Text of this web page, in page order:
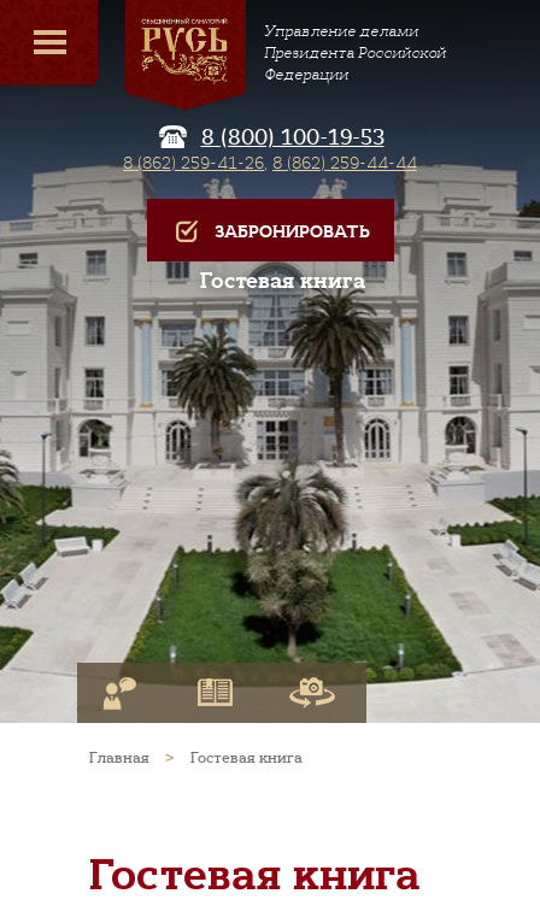
Управление делами
Президента Российской
Федерации
8 (800) 100-19-53
8 (862) 259-41-26, 8 (862) 259-44-44
ЗАБРОНИРОВАТЬ
Гостевая книга
Главная > Гостевая книга
Гостевая книга